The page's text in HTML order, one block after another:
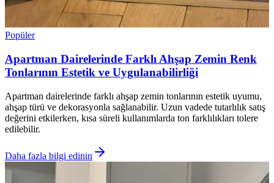
Popüler
Apartman Dairelerinde Farklı Ahşap Zemin Renk
Tonlarının Estetik ve Uygulanabilirliği
Apartman dairelerinde farklı ahşap zemin tonlarının estetik uyumu,
ahşap türü ve dekorasyonla sağlanabilir. Uzun vadede tutarlılık satış
değerini etkilerken, kısa süreli kullanımlarda ton farklılıkları tolere
edilebilir.
Daha fazla bilgi edinin